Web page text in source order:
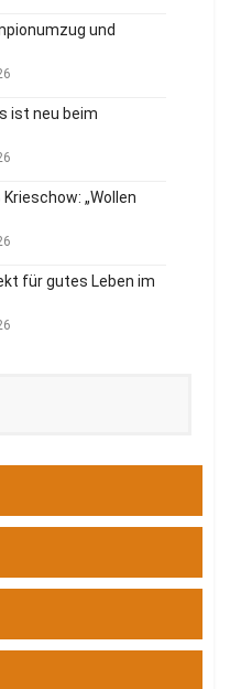
und
ist neu beim
„Wollen
für gutes Leben im